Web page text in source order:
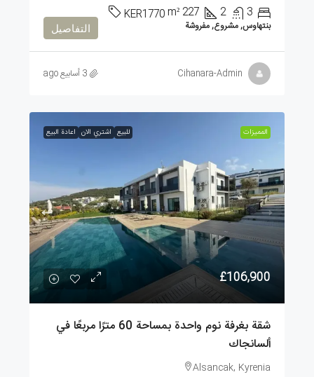
3
2
227
m²
KER1770
بنتهاوس, مشروع, مفروشة التفاصيل
Cihanara-Admin 3 أسابيع ago
الممیزات للبيع اشتري الان اعادة البيع
£106,900
شقة بغرفة نوم واحدة بمساحة 60 مترًا مربعًا في
ألسانجاك
Alsancak, Kyrenia